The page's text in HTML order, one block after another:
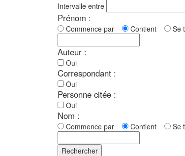
Intervalle entre
Prénom :
Commence par Contient Se
Auteur :
Oui
Correspondant :
Oui
Personne citée :
Oui
Nom :
Commence par Contient Se
Rechercher